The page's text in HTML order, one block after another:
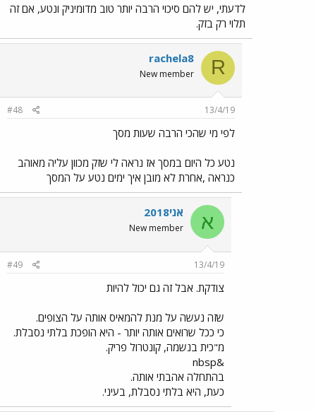
לדעתי, יש להם סיכוי הרבה יותר טוב מדומיניק ונטע, אם זה
תלוי רק בזק.
R
rachela8
New member
13/4/19
#48
לפי מי שהכי הרבה שעות מסך
נטע כל היום במסך אז נראה לי שזק מכוון עליה מאוהב
כנראה ,אחרת לא מובן איך ימים נטע על המסך
א אני2018
New member
13/4/19
#49
צודקת. אבל זה גם יכול להיות
שזה נעשה על מנת להמאיס אותה על הצופים.
כי ככל שרואים אותה יותר - היא הופכת בלתי נסבלת.
מ"כית בנשמה, קונטרול פריק.
&nbsp
בהתחלה אהבתי אותה.
כעת, היא בלתי נסבלת, בעיני.